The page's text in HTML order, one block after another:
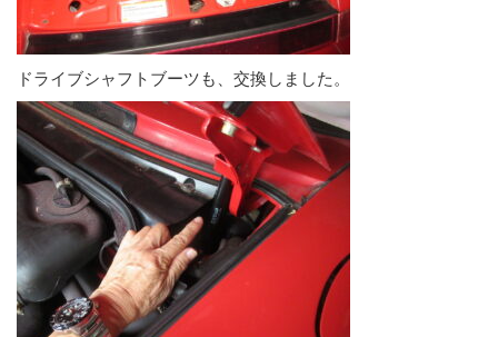
ドライブシャフトブーツも、交換しました。